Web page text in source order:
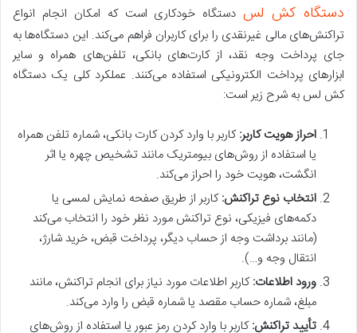
دستگاه کش لسدستگاه خودکاری است که امکان انجام انواع
تراکنش‌های مالی غیرنقدی را برای کاربران فراهم می‌کند. این دستگاه‌ها به
جای پرداخت وجه نقد، از کارت‌های بانکی، تلفن‌های همراه و سایر
ابزارهای پرداخت الکترونیکی استفاده می‌کنند. عملکرد کلی یک دستگاه
کش لس به شرح زیر است:
احراز هویت کاربر:کاربر با وارد کردن کارت بانکی، شماره تلفن همراه
یا استفاده از روش‌های بیومتریک مانند تشخیص چهره یا اثر
انگشت، هویت خود را احراز می‌کند.
انتخاب نوع تراکنش:کاربر از طریق صفحه نمایش لمسی یا
دکمه‌های فیزیکی، نوع تراکنش مورد نظر خود را انتخاب می‌کند
(مانند برداشت وجه از حساب دیگر، پرداخت قبض، خرید شارژ،
انتقال وجه و…).
ورود اطلاعات:کاربر اطلاعات مورد نیاز برای انجام تراکنش، مانند
مبلغ، شماره حساب مقصد یا شماره قبض را وارد می‌کند.
تأیید تراکنش:کاربر با وارد کردن رمز عبور یا استفاده از روش‌های